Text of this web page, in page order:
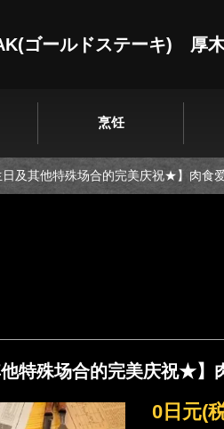
ゴールドステーキ) 厚
烹饪
及其他特殊场合的完美庆祝★】肉食
特殊场合的完美庆祝★】
0日元(